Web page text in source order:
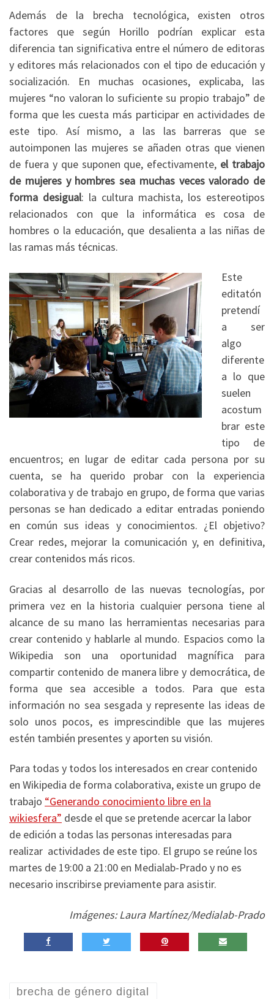
Además de la brecha tecnológica, existen otros
factores que según Horillo podrían explicar esta
diferencia tan significativa entre el número de editoras
y editores más relacionados con el tipo de educación y
socialización. En muchas ocasiones, explicaba, las
mujeres “no valoran lo suficiente su propio trabajo” de
forma que les cuesta más participar en actividades de
este tipo. Así mismo, a las las barreras que se
autoimponen las mujeres se añaden otras que vienen
de fuera y que suponen que, efectivamente, el trabajo
de mujeres y hombres sea muchas veces valorado de
forma desigual: la cultura machista, los estereotipos
relacionados con que la informática es cosa de
hombres o la educación, que desalienta a las niñas de
las ramas más técnicas.
Este
editatón
pretendí
a ser
algo
diferente
a lo que
suelen
acostum
brar este
tipo de
encuentros; en lugar de editar cada persona por su
cuenta, se ha querido probar con la experiencia
colaborativa y de trabajo en grupo, de forma que varias
personas se han dedicado a editar entradas poniendo
en común sus ideas y conocimientos. ¿El objetivo?
Crear redes, mejorar la comunicación y, en definitiva,
crear contenidos más ricos.
Gracias al desarrollo de las nuevas tecnologías, por
primera vez en la historia cualquier persona tiene al
alcance de su mano las herramientas necesarias para
crear contenido y hablarle al mundo. Espacios como la
Wikipedia son una oportunidad magnífica para
compartir contenido de manera libre y democrática, de
forma que sea accesible a todos. Para que esta
información no sea sesgada y represente las ideas de
solo unos pocos, es imprescindible que las mujeres
estén también presentes y aporten su visión.
Para todas y todos los interesados en crear contenido
en Wikipedia de forma colaborativa, existe un grupo de
trabajo “Generando conocimiento libre en la
wikiesfera” desde el que se pretende acercar la labor
de edición a todas las personas interesadas para
realizar actividades de este tipo. El grupo se reúne los
martes de 19:00 a 21:00 en Medialab-Prado y no es
necesario inscribirse previamente para asistir.
Imágenes: Laura Martínez/Medialab-Prado
brecha de género digital